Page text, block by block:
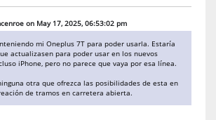
on May 17, 2025, 06:53:02 pm
mi Oneplus 7T para poder usarla. Estaría
actualizasen para poder usar en los nuevos
iPhone, pero no parece que vaya por esa línea.
otra que ofrezca las posibilidades de esta en
de tramos en carretera abierta.